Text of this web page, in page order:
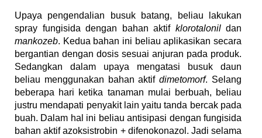
Upaya pengendalian busuk batang, beliau lakukan
spray fungisida dengan bahan aktif klorotalonildan
mankozeb. Kedua bahan ini beliau aplikasikan secara
bergantian dengan dosis sesuai anjuran pada produk.
Sedangkan dalam upaya mengatasi busuk daun
beliau menggunakan bahan aktifdimetomorf. Selang
beberapa hari ketika tanaman mulai berbuah, beliau
justru mendapati penyakit lain yaitu tanda bercak pada
buah. Dalam hal ini beliau antisipasi dengan fungisida
bahan aktif azoksistrobin + difenokonazol. Jadi selama